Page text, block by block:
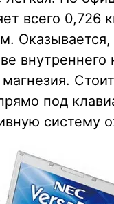
всего 0,726
Оказывается,
магнезия.
под
систему